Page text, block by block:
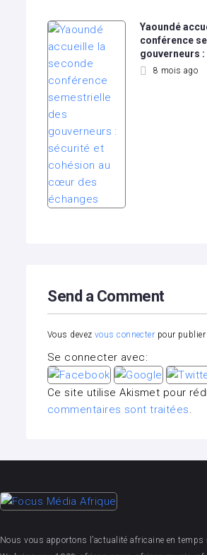
Yaoundé
conférence
gouverneurs
8 mois ago
Send a Comment
Vous devez vous connecter pour
Se connecter avec:
Ce site utilise Akismet pour
commentaires sont traitées.
Nous vous apportons l’actualité africaine en